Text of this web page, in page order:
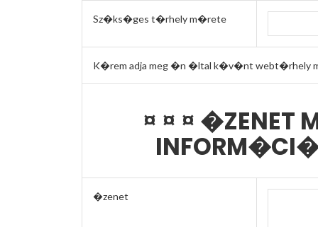
Sz�ks�ges t�rhely m�rete
K�rem adja meg �n �ltal k�v�nt webt�rhely
¤ ¤ ¤ �ZENET
�zenet